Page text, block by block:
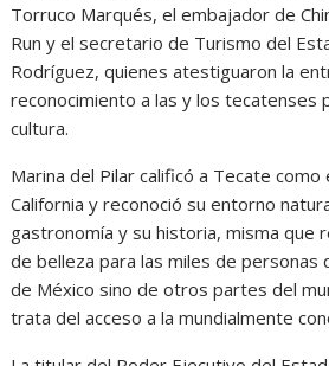
Torruco Marqués, el embajador de
Run y el secretario de Turismo del
Rodríguez, quienes atestiguaron la
reconocimiento a las y los tecatenses
cultura.
Marina del Pilar calificó a Tecate como
California y reconoció su entorno
gastronomía y su historia, misma que
de belleza para las miles de personas
de México sino de otros partes del
trata del acceso a la mundialmente